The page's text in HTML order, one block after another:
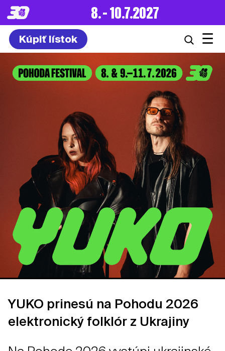
8. – 10.7.2027
Kúpiť lístok ☰
YUKO prinesú na Pohodu 2026
elektronický folklór z Ukrajiny